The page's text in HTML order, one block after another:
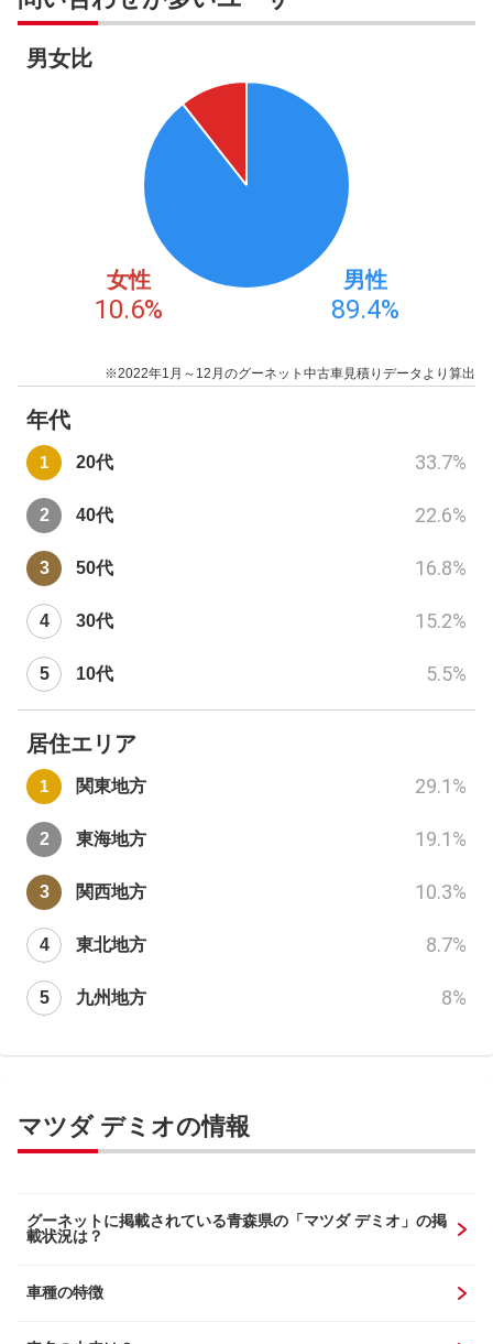
男女比
女性
10.6%
男性
89.4%
※2022年1月～12月のグーネット中古車見積りデータより算出
年代
20代 33.7%
40代 22.6%
50代 16.8%
30代 15.2%
10代 5.5%
居住エリア
関東地方 29.1%
東海地方 19.1%
関西地方 10.3%
東北地方 8.7%
九州地方 8%
マツダ デミオの情報
グーネットに掲載されている青森県の「マツダ デミオ」の掲
載状況は？
車種の特徴